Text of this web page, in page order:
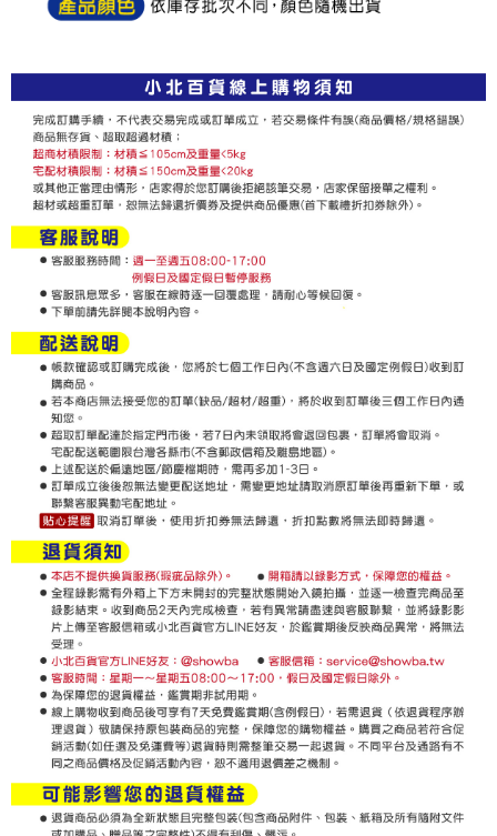
dan mendaftar sebagai ahli AFTEE boleh menikmati tempoh pembayaran
ditambah dengan bilangan hari yang boleh dilanjutkan oleh AFTEE. Anda
pesanan. Walau bagaimanapun, tiada jaminan bahawa anda boleh
menerima pesanan anda semasa tempoh pembayaran (cth.: produk
prapesanan atau produk yang mungkin mengambil masa yang lebih
lama untuk dihantar). Oleh itu, anda dikehendaki membuat pembayaran
kepada AFTEE dalam tempoh sama ada anda menerima pesanan.
Kedua, Sekatan Pembayaran
1. Jumlah yang diperakui untuk pengguna kali pertama boleh sehingga
NT$10,000. Amaun diperakui sebenar yang diluluskan akan berdasarkan
keputusan pensijilan dan semakan oleh AFTEE.
2. Amaun perbelanjaan minimum mestilah lebih besar daripada NT$20.
3. Pada masa ini hanya tersedia untuk ahli Taiwan.
Ketiga, Syarat Perkhidmatan
Perkhidmatan AFTEE Beli Sekarang Bayar Kemudian disediakan oleh NP
Taiwan, Inc. dan AFTEE akan membuat bil kepada pengguna. AFTEE
akan menggunakan data peribadi yang dikumpul (termasuk nama
pembeli, no. telefon, nama penerima, no. telefon, alamat penerima) untuk
penggunaan perkhidmatan. Sila rujuk kepada "Penyata Pengumpulan
Data Peribadi, Pemprosesan, Penggunaan"
(https://aftee.tw/privacypolicy/) untuk maklumat lanjut.
Jumlah yang diperakui untuk pengguna kali pertama yang lulus
kelulusan boleh sehingga NT$10,000. Jika pengguna tidak membuat
pembayaran dalam tempoh tersebut, yuran pembayaran lewat sebanyak
20% setahun akan dikenakan. Pengguna bawah umur dikehendaki
mendapatkan kebenaran daripada ibu bapa atau penjaga yang sah
untuk menggunakan AFTEE.
Sila hubungi NP Taiwan Inc. dics_tw@netprotections.co.jpjika anda
mempunyai sebarang kebimbangan mengenai pemprosesan dan
penggunaan pada data peribadi. Jika anda tidak bersetuju dengan data
peribadi yang disenaraikan seperti di atas akan dikumpul dan digunakan
oleh AFTEE, sila jangan gunakan perkhidmatan ini.
NT$60/pesanan | Penghantaran percuma untuk pesanan
NT$60/pesanan | Penghantaran percuma untuk pesanan
NT$599 atau lebih
宅配
NT$899 atau lebih